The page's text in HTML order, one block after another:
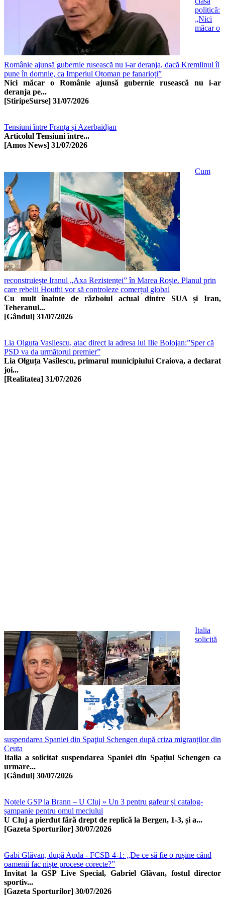
politică:
„Nici
măcar o
Românie ajunsă gubernie rusească nu i-ar deranja, dacă Kremlinul îi
pune în domnie, ca Imperiul Otoman pe fanarioți”
Nici măcar o Românie ajunsă gubernie rusească nu i-ar
deranja pe...
[StiripeSurse] 31/07/2026
Tensiuni între Franța și Azerbaidjan
Articolul Tensiuni între...
[Amos News] 31/07/2026
Cum
reconstruiește Iranul „Axa Rezistenței” în Marea Roșie. Planul prin
care rebelii Houthi vor să controleze comerțul global
Cu mult înainte de războiul actual dintre SUA și Iran,
Teheranul...
[Gândul] 31/07/2026
Lia Olguța Vasilescu, atac direct la adresa lui Ilie Bolojan:”Sper că
PSD va da următorul premier”
Lia Olguța Vasilescu, primarul municipiului Craiova, a declarat
joi...
[Realitatea] 31/07/2026
Italia
solicită
suspendarea Spaniei din Spaţiul Schengen după criza migranților din
Ceuta
Italia a solicitat suspendarea Spaniei din Spațiul Schengen ca
urmare...
[Gândul] 30/07/2026
Notele GSP la Brann – U Cluj » Un 3 pentru gafeur și catalog-
șampanie pentru omul meciului
U Cluj a pierdut fără drept de replică la Bergen, 1-3, și a...
[Gazeta Sporturilor] 30/07/2026
Gabi Glăvan, după Auda - FCSB 4-1: „De ce să fie o rușine când
oamenii fac niște procese corecte?”
Invitat la GSP Live Special, Gabriel Glăvan, fostul director
sportiv...
[Gazeta Sporturilor] 30/07/2026